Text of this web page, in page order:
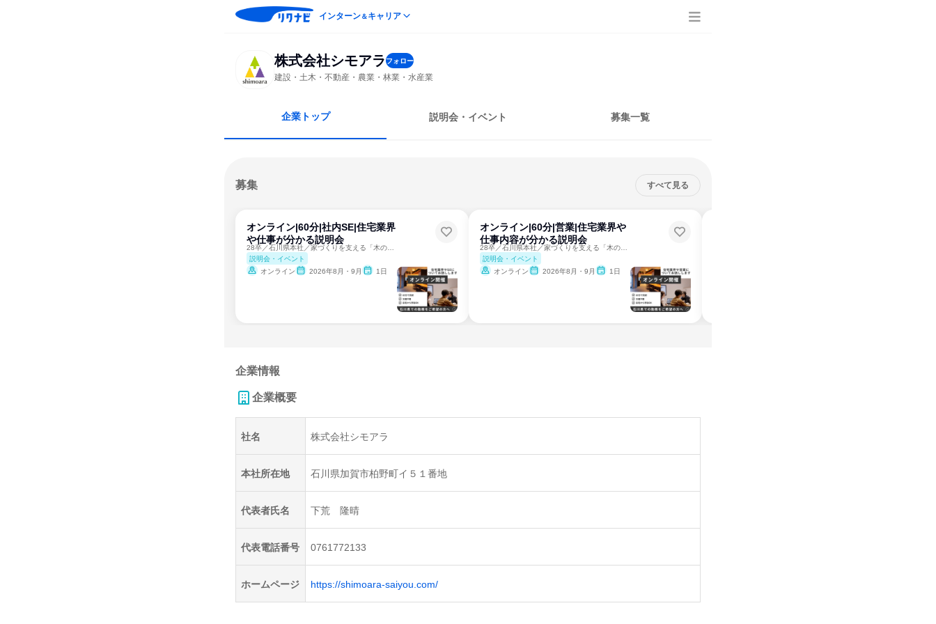
インターン＆キャリア
株式会社シモアラフォロー
建設・土木・不動産・農業・林業・水産業
企業トップ 説明会・イベント 募集一覧
募集 すべて見る
オンライン|60分|社内SE|住宅業界
や仕事が分かる説明会
説明会・イベント
オンライン
2026年8月・9月 1日
オンライン|60分|営業|住宅業界や
仕事内容が分かる説明会
説明会・イベント
オンライン
2026年8月・9月 1日
企業情報
企業概要
社名 株式会社シモアラ
本社所在地 石川県加賀市柏野町イ５１番地
代表者氏名 下荒 隆晴
代表電話番号 0761772133
ホームページ https://shimoara-saiyou.com/